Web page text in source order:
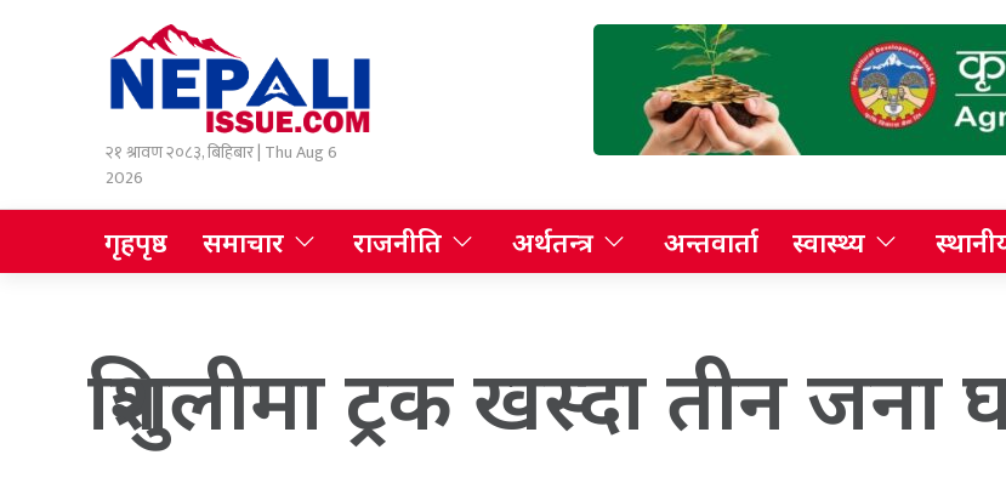
२१ श्रावण २०८३, बिहिबार | Thu Aug 6
2026
गृहपृष्ठ समाचार राजनीति अर्थतन्त्र अन्तवार्ता स्वास्थ्य
त्रिशुलीमा ट्रक खस्दा तीन जना